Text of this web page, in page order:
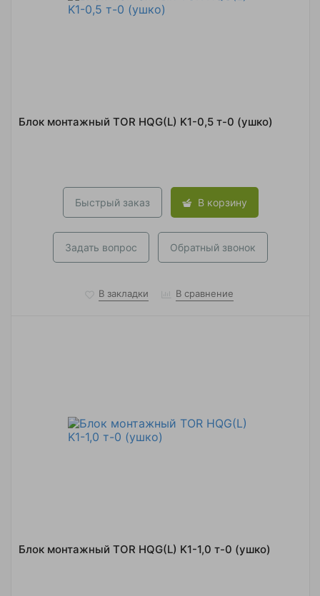
Блок монтажный TOR HQG(L) K1-0,5 т-0 (ушко)
Быстрый заказ В корзину
Задать вопрос Обратный звонок
В закладки В сравнение
Блок монтажный TOR HQG(L) K1-1,0 т-0 (ушко)